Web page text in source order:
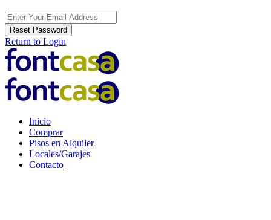
Reset Password
Return to Login
Inicio
Comprar
Pisos en Alquiler
Locales/Garajes
Contacto